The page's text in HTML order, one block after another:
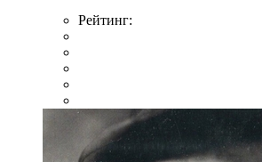
Рейтинг: